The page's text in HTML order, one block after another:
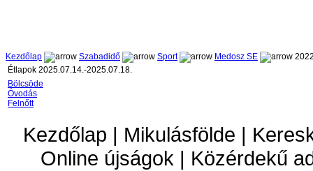
Kezdőlap Szabadidő Sport Medosz SE
Étlapok 2025.07.14.-2025.07.18.
Bölcsöde
Óvodás
Felnőtt
Kezdőlap | Mikulásfölde |
Online újságok | Közérdekű